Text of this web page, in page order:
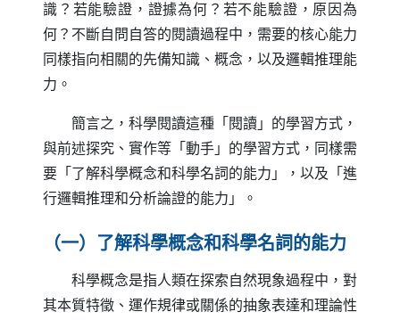
識？若能驗證，證據為何？若不能驗證，原因為
何？不斷自問自答的閱讀過程中，需要的核心能力
同樣指向相關的先備知識、概念，以及邏輯推理能
力。
簡言之，科學閱讀這種「閱讀」的學習方式，
與前述探究、實作等「動手」的學習方式，同樣需
要「了解科學概念和科學名詞的能力」，以及「進
行邏輯推理和分析論證的能力」。
（一）了解科學概念和科學名詞的能力
科學概念是指人類在探索自然現象過程中，對
其本質特徵、運作規律或關係的抽象表達和理論性